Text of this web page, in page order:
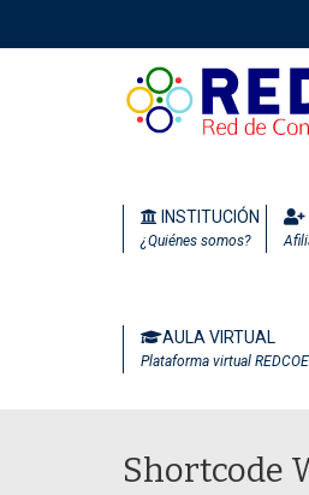
INSTITUCIÓN
¿Quiénes somos?
AULA VIRTUAL
Plataforma virtual
Shortcode